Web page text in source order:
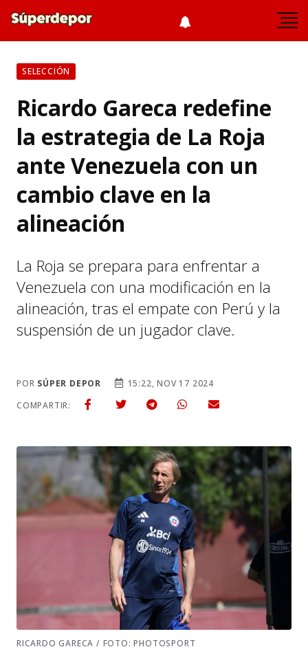
SELECCIÓN
Ricardo Gareca redefine
la estrategia de La Roja
ante Venezuela con un
cambio clave en la
alineación
La Roja se prepara para enfrentar a
Venezuela con una modificación en la
alineación, tras el empate con Perú y la
suspensión de un jugador clave.
POR SÚPER DEPOR
15:22, NOV 17 2024
COMPARTIR:
RICARDO GARECA / FOTO: PHOTOSPORT